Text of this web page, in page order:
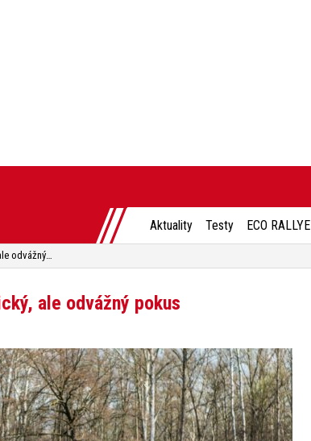
Aktuality Testy ECO RALLYE
Test Renault Arkana: Sympatický, ale odvážný pokus
ale odvážný pokus